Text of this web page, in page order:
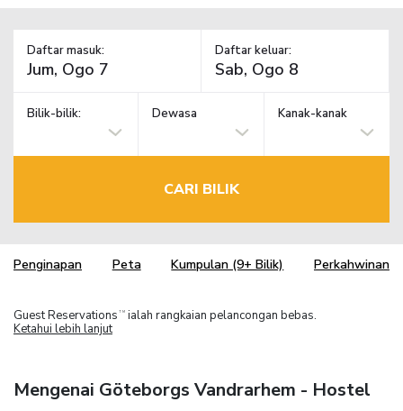
Daftar masuk: Daftar keluar:
Bilik-bilik: Dewasa Kanak-kanak
CARI BILIK
Penginapan Peta Kumpulan (9+ Bilik) Perkahwinan
Guest Reservations TM ialah rangkaian pelancongan bebas.
Ketahui lebih lanjut
Mengenai Göteborgs Vandrarhem - Hostel